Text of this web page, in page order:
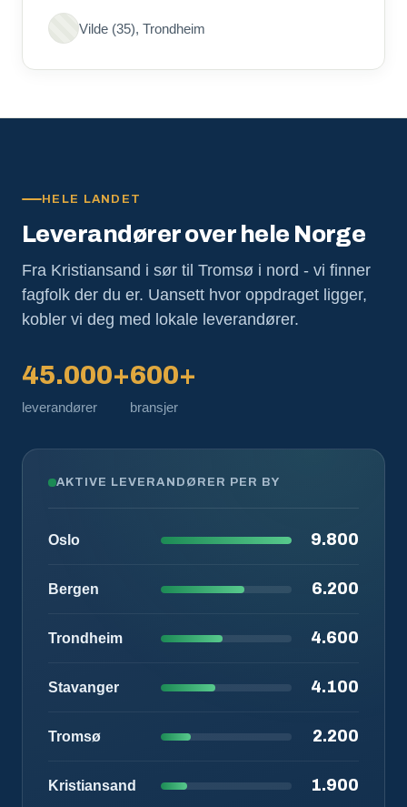
Vilde (35), Trondheim
HELE LANDET
Leverandører over hele Norge
Fra Kristiansand i sør til Tromsø i nord - vi finner
fagfolk der du er. Uansett hvor oppdraget ligger,
kobler vi deg med lokale leverandører.
45.000+
leverandører
600+
bransjer
AKTIVE LEVERANDØRER PER BY
Oslo 9.800
Bergen 6.200
Trondheim 4.600
Stavanger 4.100
Tromsø 2.200
Kristiansand 1.900